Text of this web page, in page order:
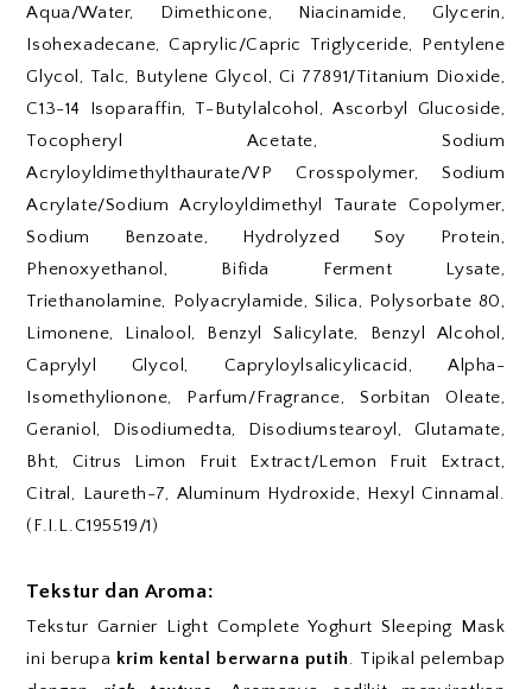
Aqua/Water, Dimethicone, Niacinamide, Glycerin,
Isohexadecane, Caprylic/Capric Triglyceride, Pentylene
Glycol, Talc, Butylene Glycol, Ci 77891/Titanium Dioxide,
C13-14 Isoparaffin, T-Butylalcohol, Ascorbyl Glucoside,
Tocopheryl Acetate, Sodium
Acryloyldimethylthaurate/VP Crosspolymer, Sodium
Acrylate/Sodium Acryloyldimethyl Taurate Copolymer,
Sodium Benzoate, Hydrolyzed Soy Protein,
Phenoxyethanol, Bifida Ferment Lysate,
Triethanolamine, Polyacrylamide, Silica, Polysorbate 80,
Limonene, Linalool, Benzyl Salicylate, Benzyl Alcohol,
Caprylyl Glycol, Capryloylsalicylicacid, Alpha-
Isomethylionone, Parfum/Fragrance, Sorbitan Oleate,
Geraniol, Disodiumedta, Disodiumstearoyl, Glutamate,
Bht, Citrus Limon Fruit Extract/Lemon Fruit Extract,
Citral, Laureth-7, Aluminum Hydroxide, Hexyl Cinnamal.
(F.I.L.C195519/1)
Tekstur dan Aroma:
Tekstur Garnier Light Complete Yoghurt Sleeping Mask
ini berupa krim kental berwarna putih. Tipikal pelembap